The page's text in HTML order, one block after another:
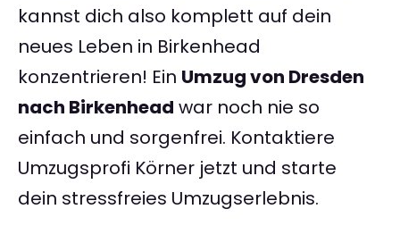
kannst dich also komplett auf dein
neues Leben in Birkenhead
konzentrieren! Ein Umzug von Dresden
nach Birkenhead war noch nie so
einfach und sorgenfrei. Kontaktiere
Umzugsprofi Körner jetzt und starte
dein stressfreies Umzugserlebnis.